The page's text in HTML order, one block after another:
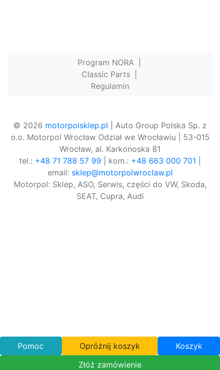
Program NORA
Classic Parts
Regulamin
© 2026 motorpolsklep.pl | Auto Group Polska Sp. z
o.o. Motorpol Wrocław Odział we Wrocławiu | 53-015
Wrocław, al. Karkonoska 81
tel.: +48 71 788 57 99 | kom.: +48 663 000 701
email: sklep@motorpolwroclaw.pl
Motorpol: Sklep, ASO, Serwis, części do VW, Skoda,
SEAT, Cupra, Audi
Pomoc Opróżnij koszyk
Koszyk
Złóż zamówienie